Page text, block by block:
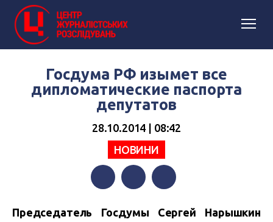
Госдума РФ изымет все
дипломатические паспорта
депутатов
28.10.2014 | 08:42
НОВИНИ
Председатель Госдумы Сергей Нарышкин